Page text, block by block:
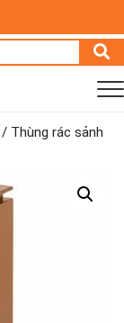
Tìm
kiếm:
/ Thùng rác sảnh